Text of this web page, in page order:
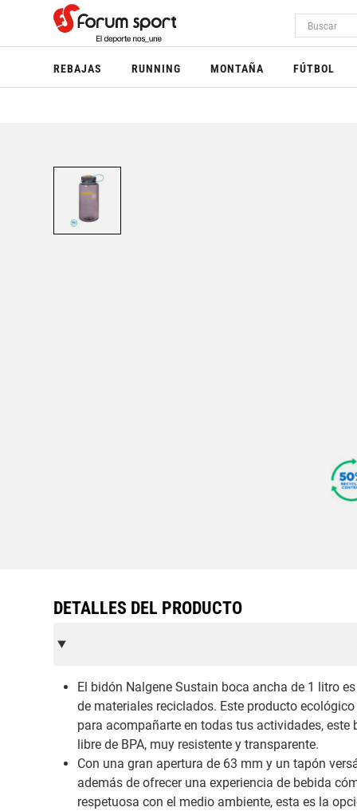
REBAJAS RUNNING MONTAÑA FÚTBOL
DETALLES DEL PRODUCTO
El bidón Nalgene Sustain boca ancha de 1 litro
de materiales reciclados. Este producto
para acompañarte en todas tus actividades,
libre de BPA, muy resistente y transparente.
Con una gran apertura de 63 mm y un tapón
además de ofrecer una experiencia de bebida
respetuosa con el medio ambiente, esta es la